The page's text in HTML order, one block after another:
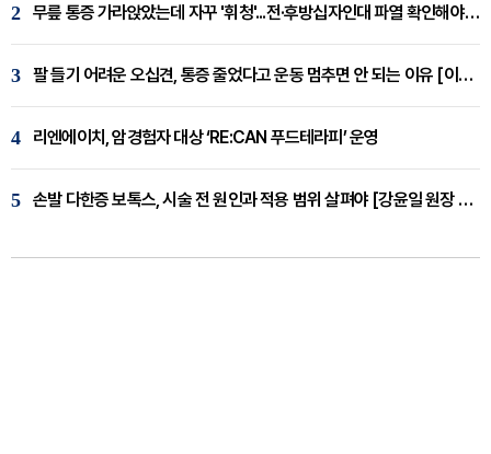
2 무릎 통증 가라앉았는데 자꾸 '휘청'...전·후방십자인대 파열 확인해야 [곽우경 원장 칼럼]
3 팔 들기 어려운 오십견, 통증 줄었다고 운동 멈추면 안 되는 이유 [이병욱 원장 칼럼]
4 리엔에이치, 암경험자 대상 ‘RE:CAN 푸드테라피’ 운영
5 손발 다한증 보톡스, 시술 전 원인과 적용 범위 살펴야 [강윤일 원장 칼럼]